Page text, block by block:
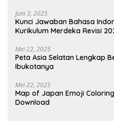
Juni 3, 2025
Kunci Jawaban Bahasa
Kurikulum Merdeka Revisi
Mei 22, 2025
Peta Asia Selatan Lengkap
Ibukotanya
Mei 22, 2025
Map of Japan Emoji
Download